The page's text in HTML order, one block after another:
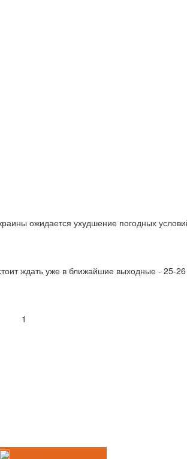
ожидается ухудшение погодных
ждать уже в ближайшие выходные - 25-26
1